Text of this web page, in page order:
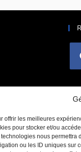
offrir les meilleures
pour stocker et/ou
technologies nous permettra
ou les ID uniques sur